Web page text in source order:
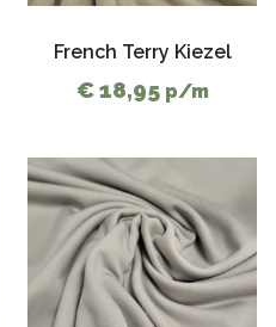
French Terry Kiezel
€ 18,95 p/m